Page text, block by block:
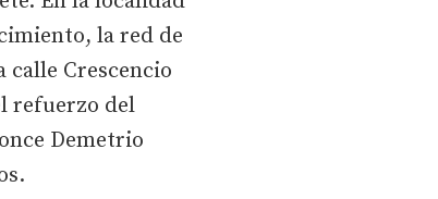
la red de
calle Crescencio
refuerzo del
Demetrio